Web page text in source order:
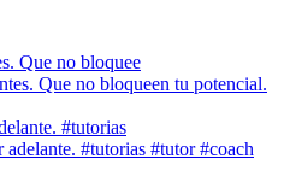
Que no bloquee
#tutorias